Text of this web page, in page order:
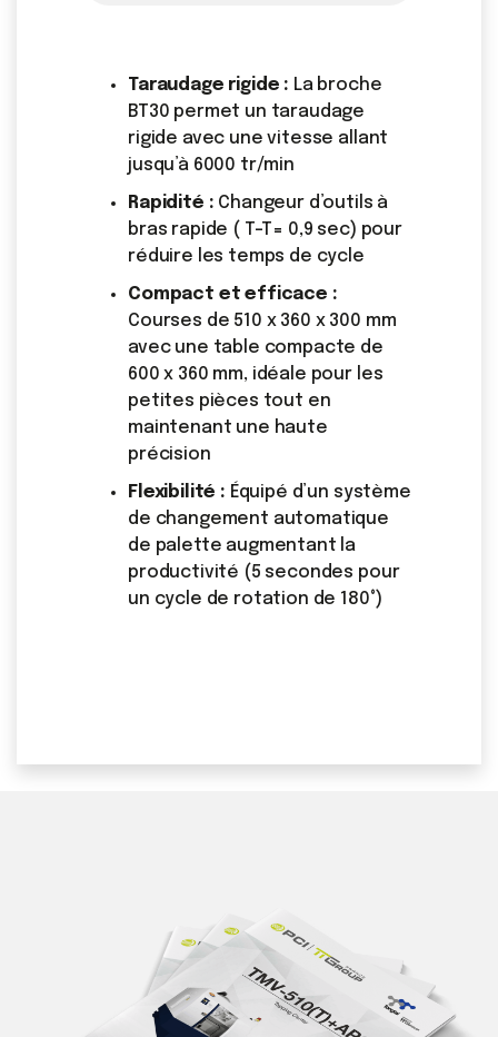
Taraudage rigide : La broche
BT30 permet un taraudage
rigide avec une vitesse allant
jusqu’à 6000 tr/min
Rapidité : Changeur d’outils à
bras rapide ( T-T= 0,9 sec) pour
réduire les temps de cycle
Compact et efficace :
Courses de 510 x 360 x 300 mm
avec une table compacte de
600 x 360 mm, idéale pour les
petites pièces tout en
maintenant une haute
précision
Flexibilité : Équipé d’un système
de changement automatique
de palette augmentant la
productivité (5 secondes pour
un cycle de rotation de 180°)